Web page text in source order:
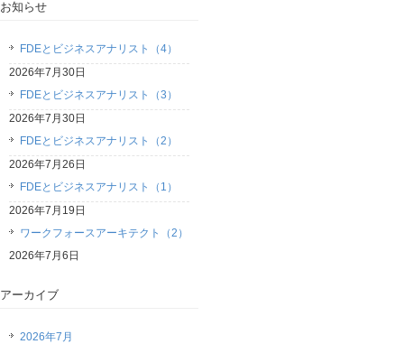
お知らせ
FDEとビジネスアナリスト（4）
2026年7月30日
FDEとビジネスアナリスト（3）
2026年7月30日
FDEとビジネスアナリスト（2）
2026年7月26日
FDEとビジネスアナリスト（1）
2026年7月19日
ワークフォースアーキテクト（2）
2026年7月6日
アーカイブ
2026年7月